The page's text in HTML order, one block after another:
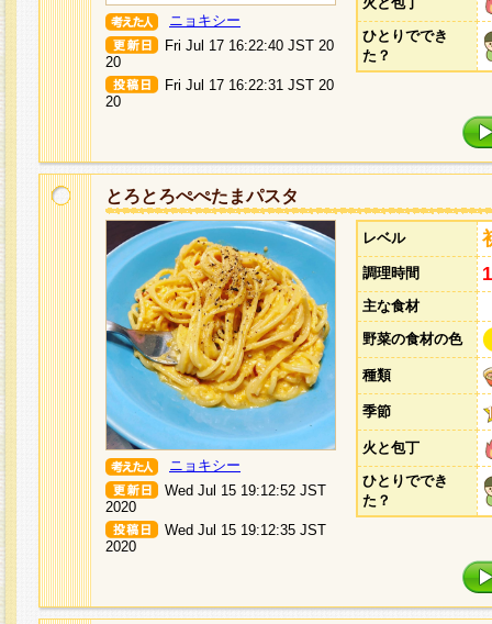
ニョキシー
Fri Jul 17 16:22:40 JST 20
20
Fri Jul 17 16:22:31 JST 20
20
ひとりででき
た？
とろとろぺぺたまパスタ
ニョキシー
Wed Jul 15 19:12:52 JST
2020
Wed Jul 15 19:12:35 JST
2020
レベル
調理時間
主な食材
野菜の食材の色
種類
季節
火と包丁
ひとりででき
た？